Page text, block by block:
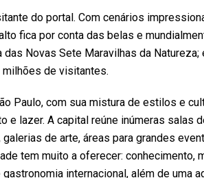
do portal. Com cenários
fica por conta das belas e
Novas Sete Maravilhas da
milhões de visitantes.
Paulo, com sua mistura de estilos e
e lazer. A capital reúne inúmeras salas
de arte, áreas para grandes
tem muito a oferecer: conhecimento,
internacional, além de uma